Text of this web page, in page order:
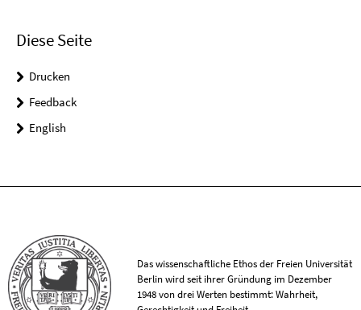
Diese Seite
Drucken
Feedback
English
Das wissenschaftliche Ethos der Freien Universität
Berlin wird seit ihrer Gründung im Dezember
1948 von drei Werten bestimmt: Wahrheit,